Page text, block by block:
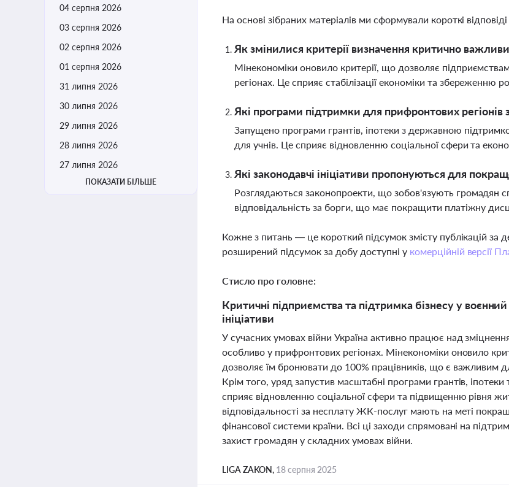
04 серпня 2026
03 серпня 2026
02 серпня 2026
01 серпня 2026
31 липня 2026
30 липня 2026
29 липня 2026
28 липня 2026
27 липня 2026
ПОКАЗАТИ БІЛЬШЕ
На основі зібраних матеріалів ми сформували короткі
Як змінилися критерії визначення критично
Мінекономіки оновило критерії, що дозволяє
регіонах. Це сприяє стабілізації економіки та збереженню
Які програми підтримки для прифронтових
Запущено програми грантів, іпотеки з державною
для учнів. Це сприяє відновленню соціальної сфери та
Які законодавчі ініціативи пропонуються для
Розглядаються законопроекти, що зобов'язують
відповідальність за борги, що має покращити платіжну
Кожне з питань — це короткий підсумок змісту публікацій
розширений підсумок за добу доступні у комерційній версії
Стисло про головне:
Критичні підприємства та підтримка бізнесу у
ініціативи
У сучасних умовах війни Україна активно працює над
особливо у прифронтових регіонах. Мінекономіки оновило
дозволяє їм бронювати до 100% працівників, що є важливим
Крім того, уряд запустив масштабні програми грантів,
сприяє відновленню соціальної сфери та підвищенню рівня
відповідальності за несплату ЖК-послуг мають на меті
фінансової системи країни. Всі ці заходи спрямовані на
захист громадян у складних умовах війни.
LIGA ZAKON, 18 серпня 2025